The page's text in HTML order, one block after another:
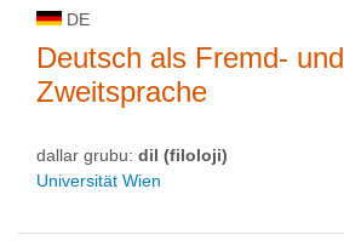
DE
Deutsch als Fremd- und
Zweitsprache
dallar grubu: dil (filoloji)
Universität Wien